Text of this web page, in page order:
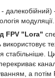
далекобійний)
модуляції.
FPV "Lora"
стабільніше.
а